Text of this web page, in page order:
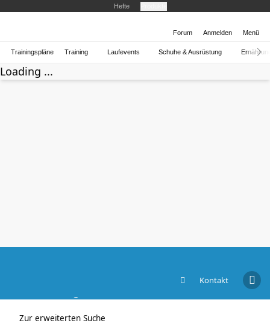
Hefte
Forum Anmelden Menü
Trainingspläne Training Laufevents Schuhe & Ausrüstung
Loading ...
Kontakt
Zur erweiterten Suche